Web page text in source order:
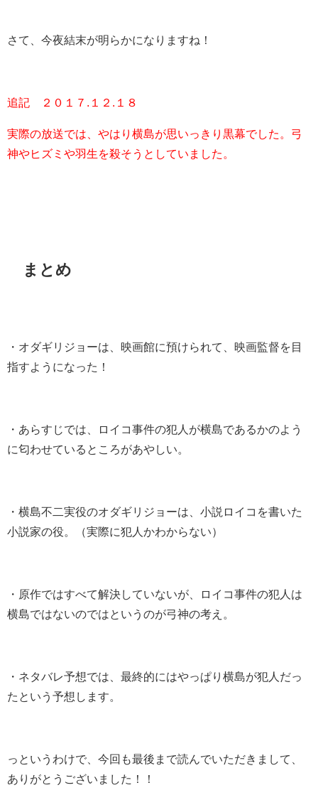
さて、今夜結末が明らかになりますね！
追記 ２０１７.１２.１８
実際の放送では、やはり横島が思いっきり黒幕でした。弓
神やヒズミや羽生を殺そうとしていました。
まとめ
・オダギリジョーは、映画館に預けられて、映画監督を目
指すようになった！
・あらすじでは、ロイコ事件の犯人が横島であるかのよう
に匂わせているところがあやしい。
・横島不二実役のオダギリジョーは、小説ロイコを書いた
小説家の役。（実際に犯人かわからない）
・原作ではすべて解決していないが、ロイコ事件の犯人は
横島ではないのではというのが弓神の考え。
・ネタバレ予想では、最終的にはやっぱり横島が犯人だっ
たという予想します。
っというわけで、今回も最後まで読んでいただきまして、
ありがとうございました！！